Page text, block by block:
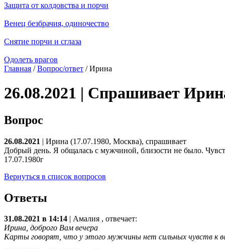
Защита от колдовства и порчи
Венец безбрачия, одиночество
Снятие порчи и сглаза
Одолеть врагов
Главная /Вопрос/ответ / Ирина
26.08.2021 | Спрашивает
Вопрос
26.08.2021 | Ирина (17.07.1980, Москва), спрашивает
Добрый день. Я общалась с мужчиной, близости не было.
17.07.1980г
Вернуться в список вопросов
Ответы
31.08.2021 в 14:14 Амалия , отвечает:
Ирина, доброго Вам вечера
Карты говорят, что у этого мужчины нет сильных чувств к